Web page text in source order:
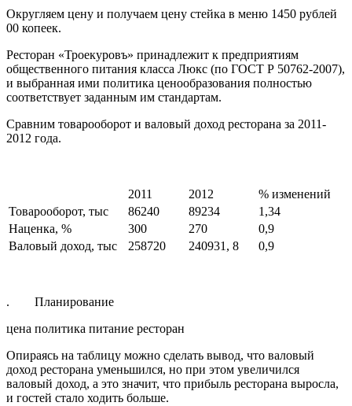
Округляем цену и получаем цену стейка в меню 1450 рублей
00 копеек.
Ресторан «Троекуровъ» принадлежит к предприятиям
общественного питания класса Люкс (по ГОСТ Р 50762-2007),
и выбранная ими политика ценообразования полностью
соответствует заданным им стандартам.
Сравним товарооборот и валовый доход ресторана за 2011-
2012 года.
2011 2012
% изменений
Товарооборот, тыс
86240 89234
1,34
Наценка, %
300 270
0,9
Валовый доход, тыс
258720 240931, 8 0,9
. Планирование
цена политика питание ресторан
Опираясь на таблицу можно сделать вывод, что валовый
доход ресторана уменьшился, но при этом увеличился
валовый доход, а это значит, что прибыль ресторана выросла,
и гостей стало ходить больше.